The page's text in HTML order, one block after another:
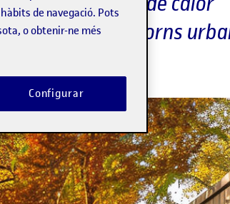
a millorar entorns
de navegació. Pots
o obtenir-ne més
Configurar